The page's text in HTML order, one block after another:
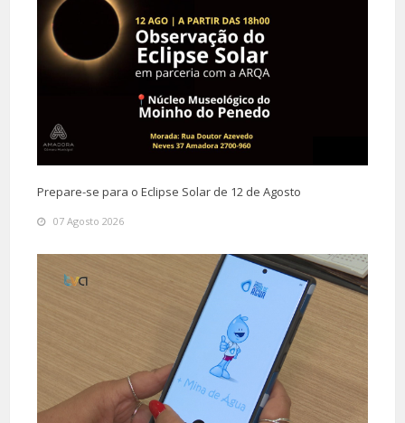
Prepare-se para o Eclipse Solar de 12 de Agosto
07 Agosto 2026